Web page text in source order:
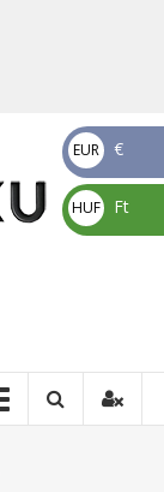
EUR
€
€
HUF
Ft
Ft